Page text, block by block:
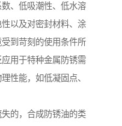
、低吸潮性、低水溶
以及对密封材料、涂
到苛刻的使用条件所
用于特种金属防锈需
性能，如低凝固点、
的，合成防锈油的类